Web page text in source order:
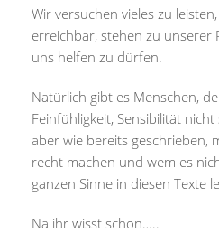
Wir versuchen vieles zu
erreichbar, stehen zu unserer
uns helfen zu dürfen.
Natürlich gibt es Menschen,
Feinfühligkeit, Sensibilität
aber wie bereits geschrieben,
recht machen und wem es
ganzen Sinne in diesen Texte
Na ihr wisst schon…..